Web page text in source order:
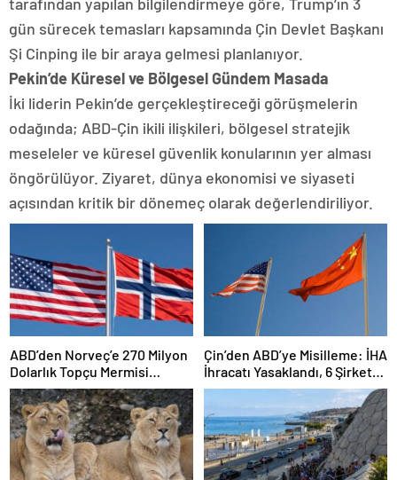
gün sürecek temasları kapsamında Çin Devlet Başkanı
Şi Cinping ile bir araya gelmesi planlanıyor.
Pekin’de Küresel ve Bölgesel Gündem Masada
İki liderin Pekin’de gerçekleştireceği görüşmelerin
odağında; ABD-Çin ikili ilişkileri, bölgesel stratejik
meseleler ve küresel güvenlik konularının yer alması
öngörülüyor. Ziyaret, dünya ekonomisi ve siyaseti
açısından kritik bir dönemeç olarak değerlendiriliyor.
ABD’den Norveç’e 270 Milyon
Dolarlık Topçu Mermisi
Satışına Onay
Çin’den ABD’ye Misilleme: İHA
İhracatı Yasaklandı, 6 Şirket
Yaptırım Listesinde